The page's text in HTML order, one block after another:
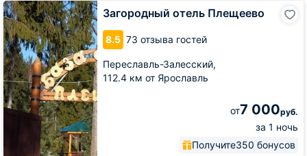
Загородный отель Плещеево
8.5 73 отзыва гостей
Переславль-Залесский,
112.4 км от Ярославль
от7 000руб.
за 1 ночь
Получите350 бонусов
Загородный
отель
Плещеево